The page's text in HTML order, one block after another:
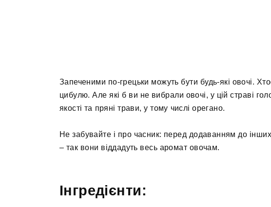
Запеченими по-грецьки можуть бути будь-які овочі.
цибулю. Але які б ви не вибрали овочі, у цій страві
якості та пряні трави, у тому числі орегано.
Не забувайте і про часник: перед додаванням до
– так вони віддадуть весь аромат овочам.
Інгредієнти: